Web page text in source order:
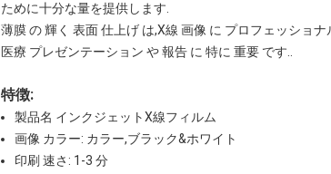
ために十分な量を提供します.
薄膜 の 輝く 表面 仕上げ は,X線 画像 に プロフェッショ
医療 プレゼンテーション や 報告 に 特に 重要 です..
特徴:
製品名 インクジェットX線フィルム
画像 カラー: カラー,ブラック&ホワイト
印刷 速さ: 1-3 分